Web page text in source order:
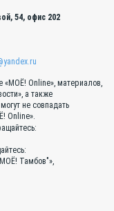
54, офис 202
«МОЁ! Online», материалов,
а также
не совпадать
Online».
Тамбов"»,